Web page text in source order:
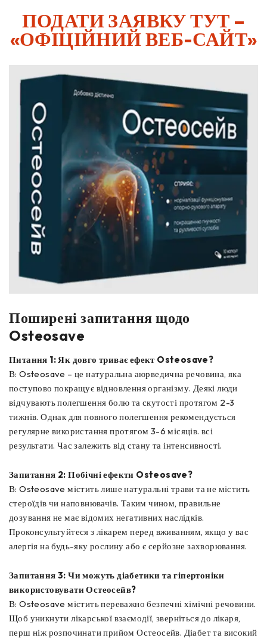
ПОДАТИ ЗАЯВКУ ТУТ –
«ОФІЦІЙНИЙ ВЕБ-САЙТ»
Поширені запитання щодо
Osteosave
Питання 1: Як довго триває ефект Osteosave?
В: Osteosave – це натуральна аюрведична речовина, яка
поступово покращує відновлення організму. Деякі люди
відчувають полегшення болю та скутості протягом 2-3
тижнів. Однак для повного полегшення рекомендується
регулярне використання протягом 3-6 місяців. всі
результати. Час залежить від стану та інтенсивності.
Запитання 2: Побічні ефекти Osteosave?
В: Osteosave містить лише натуральні трави та не містить
стероїдів чи наповнювачів. Таким чином, правильне
дозування не має відомих негативних наслідків.
Проконсультуйтеся з лікарем перед вживанням, якщо у вас
алергія на будь-яку рослину або є серйозне захворювання.
Запитання 3: Чи можуть діабетики та гіпертоніки
використовувати Остеосейв?
В: Osteosave містить переважно безпечні хімічні речовини.
Щоб уникнути лікарської взаємодії, зверніться до лікаря,
перш ніж розпочинати прийом Остеосейв. Діабет та високий